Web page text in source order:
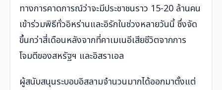
ทางการคาดการณ์ว่าจะมีประชาชนราว 15-20 ล้านคน
เข้าร่วมพิธีทั่วอิหร่านและอิรักในช่วงหลายวันนี้ ซึ่งจัด
ขึ้นกว่าสี่เดือนหลังจากที่คาเมเนอีเสียชีวิตจากการ
โจมตีของสหรัฐฯ และอิสราเอล
ผู้สนับสนุนระบอบอิสลามจำนวนมากได้ออกมาตั้งแต่